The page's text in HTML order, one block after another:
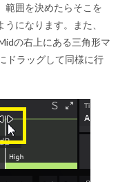
範囲を決めたらそこを
になります。また、
の右上にある三角形マ
ドラッグして同様に行